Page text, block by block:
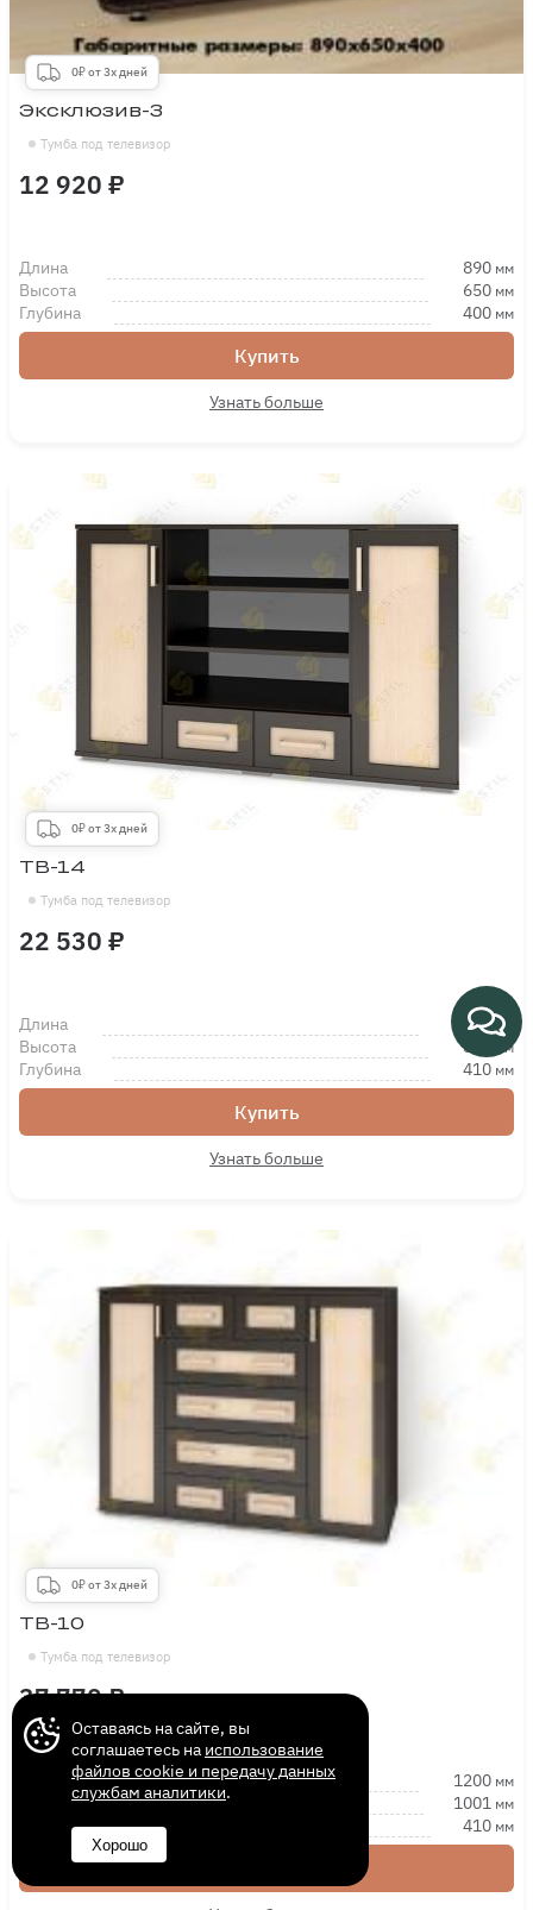
0₽ от 3х дней
Тумба под телевизор
Эксклюзив-3
12 920 ₽
Длина 890 мм
Высота 650 мм
Глубина 400 мм
Купить
Узнать больше
0₽ от 3х дней
Тумба под телевизор
ТВ-14
22 530 ₽
Длина 1200 мм
Высота 812 мм
Глубина 410 мм
Купить
Узнать больше
0₽ от 3х дней
Тумба под телевизор
ТВ-10
37 770 ₽
1200 мм
Высота 1001 мм
Глубина 410 мм
Оставаясь на сайте, вы
соглашаетесь на использование
файлов cookie и передачу данных
службам аналитики.
Хорошо